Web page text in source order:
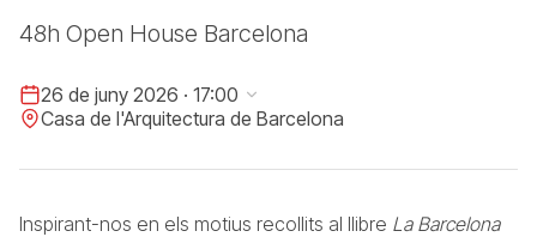
48h Open House Barcelona
26 de juny 2026 · 17:00
Casa de l'Arquitectura de Barcelona
Inspirant-nos en els motius recollits al llibre La Barcelona